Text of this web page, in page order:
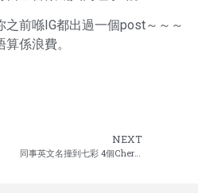
前喺IG都出過一個post～～～
係浪費。
NEXT
同事英文名撞到七彩 4個Cherry 5個Alex